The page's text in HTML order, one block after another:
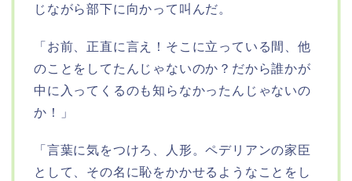
じながら部下に向かって叫んだ。
「お前、正直に言え！そこに立っている間、他
のことをしてたんじゃないのか？だから誰かが
中に入ってくるのも知らなかったんじゃないの
か！」
「言葉に気をつけろ、人形。ペデリアンの家臣
として、その名に恥をかかせるようなことをし